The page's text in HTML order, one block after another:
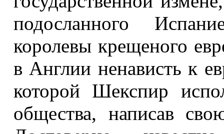
подосланного
королевы крещеного
в Англии ненависть к
которой Шекспир
общества, написав